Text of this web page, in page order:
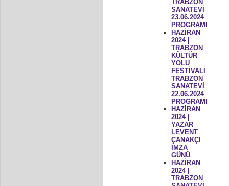
TRABZON
SANATEVİ
23.06.2024
PROGRAMI
HAZİRAN
2024 |
TRABZON
KÜLTÜR
YOLU
FESTİVALİ
TRABZON
SANATEVİ
22.06.2024
PROGRAMI
HAZİRAN
2024 |
YAZAR
LEVENT
ÇANAKÇI
İMZA
GÜNÜ
HAZİRAN
2024 |
TRABZON